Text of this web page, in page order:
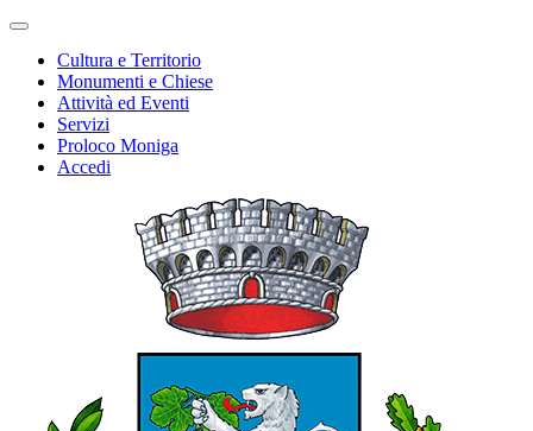
Cultura e Territorio
Monumenti e Chiese
Attività ed Eventi
Servizi
Proloco Moniga
Accedi